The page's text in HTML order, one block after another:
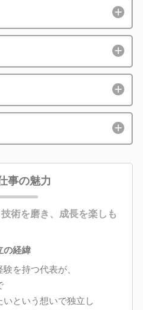
事の魅力
術を磨き、成長を楽しも
の経緯
を持つ代表が、
という想いで独立し